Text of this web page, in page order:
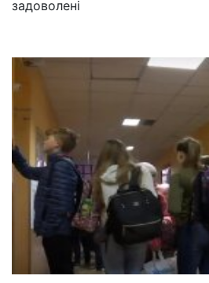
задоволені